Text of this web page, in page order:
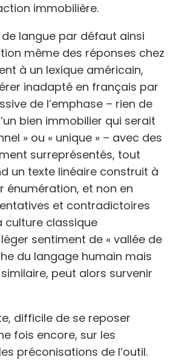
immobilière.
de langue par défaut ainsi
même des réponses chez
à un lexique américain,
inadapté en français par
de l’emphase – rien de
bien immobilier qui serait
» ou « unique » – avec des
surreprésentés, tout
un texte linéaire construit à
énumération, et non en
et contradictoires
culture classique
sentiment de « vallée de
du langage humain mais
peut alors survenir
difficile de se reposer
fois encore, sur les
préconisations de l’outil.